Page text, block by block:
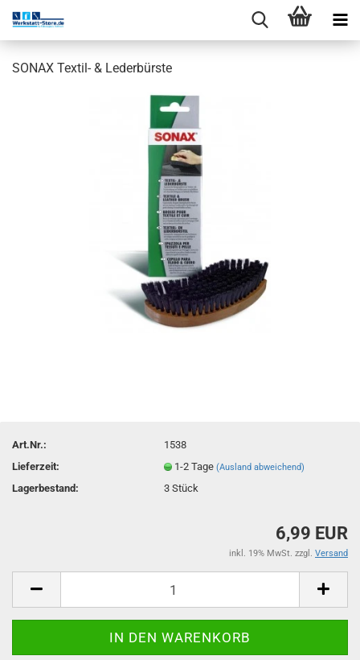
SONAX Textil- & Lederbürste
Art.Nr.:
1538
Lieferzeit:
1-2 Tage(Ausland abweichend)
Lagerbestand: 3Stück
6,99 EUR
inkl. 19% MwSt. zzgl. Versand